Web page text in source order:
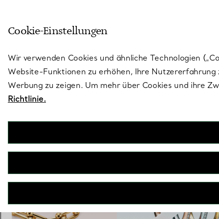
Cookie-Einstellungen
Wir verwenden Cookies und ähnliche Technologien
Website-Funktionen zu erhöhen, Ihre
Werbung zu zeigen. Um mehr über Cookies und ihre
Richtlinie.